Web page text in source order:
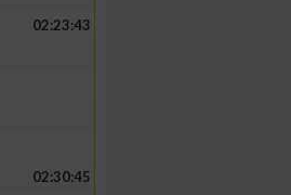
02:23:43
02:30:45